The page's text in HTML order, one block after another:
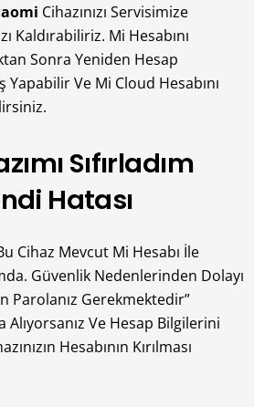
Cihazınızı Servisimize
Kaldırabiliriz. Mi Hesabını
Sonra Yeniden Hesap
Ve Mi Cloud Hesabını
Sıfırladım
Hatası
Cihaz Mevcut Mi Hesabı İle
Güvenlik Nedenlerinden Dolayı
Parolanız Gerekmektedir”
Ve Hesap Bilgilerini
Hesabının Kırılması